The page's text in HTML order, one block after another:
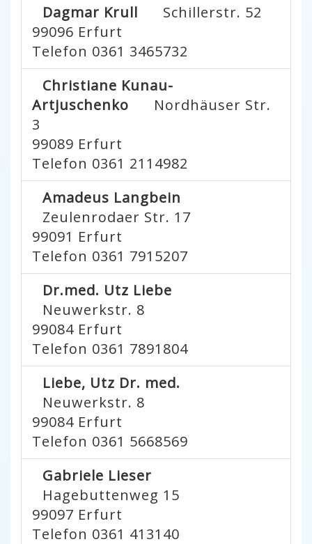
Dagmar Krull
Schillerstr. 52
99096 Erfurt
Telefon 0361 3465732
Christiane Kunau-
Artjuschenko
Nordhäuser Str.
3
99089 Erfurt
Telefon 0361 2114982
Amadeus Langbein
Zeulenrodaer Str. 17
99091 Erfurt
Telefon 0361 7915207
Dr.med. Utz Liebe
Neuwerkstr. 8
99084 Erfurt
Telefon 0361 7891804
Liebe, Utz Dr. med.
Neuwerkstr. 8
99084 Erfurt
Telefon 0361 5668569
Gabriele Lieser
Hagebuttenweg 15
99097 Erfurt
Telefon 0361 413140